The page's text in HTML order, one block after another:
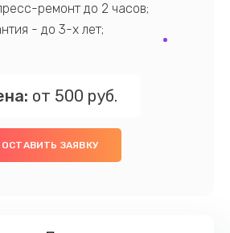
ремонт до 2 часов;
- до 3-х лет;
от 500 руб.
ОСТАВИТЬ ЗАЯВКУ